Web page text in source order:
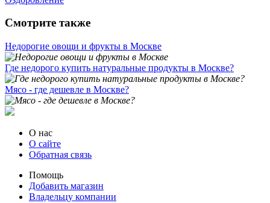
Смотрите также
Недорогие овощи и фрукты в Москве
Где недорого купить натуральные продукты в Москве?
Мясо - где дешевле в Москве?
О нас
О сайте
Обратная связь
Помощь
Добавить магазин
Владельцу компании